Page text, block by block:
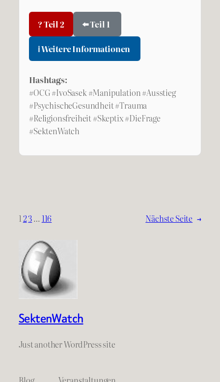
? Teil 2 ⬅️ Teil 1
ℹ️ Weitere Informationen
Hashtags:
#OCG #IvoSasek #Manipulation #Ausstieg
#PsychischeGesundheit #Trauma
#Religionsfreiheit #Skeptix #DieFrage
#SektenWatch
123… 116 Nächste Seite →
SektenWatch
Just another WordPress site